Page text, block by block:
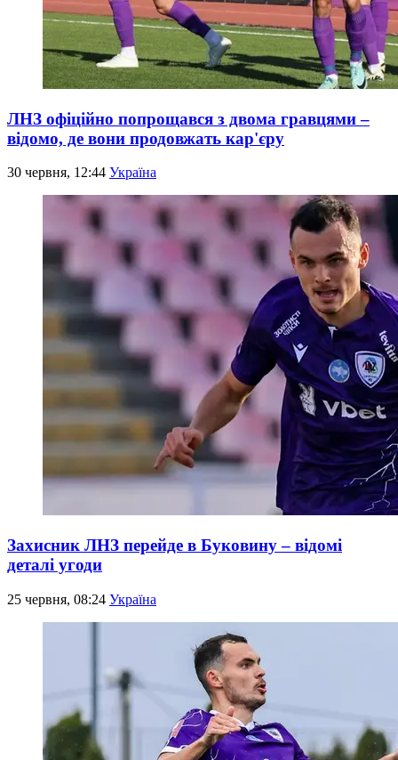
ЛНЗ офіційно попрощався з двома гравцями –
відомо, де вони продовжать кар'єру
30 червня, 12:44 Україна
Захисник ЛНЗ перейде в Буковину – відомі
деталі угоди
25 червня, 08:24 Україна